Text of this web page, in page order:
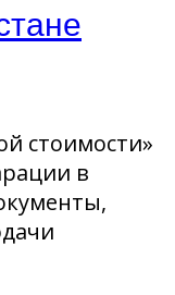
стоимости»
в